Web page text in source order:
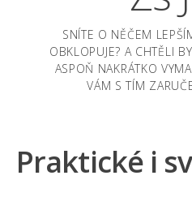
SNÍTE O NĚČEM
OBKLOPUJE? A CHTĚLI
ASPOŇ NAKRÁTKO
VÁM S TÍM
Praktické i